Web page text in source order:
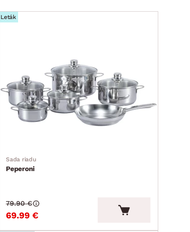
Leták
Sada riadu
Peperoni
69.99 €
79.90 €